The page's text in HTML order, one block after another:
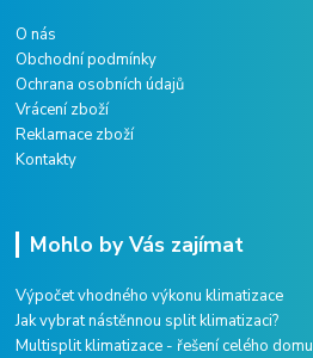
O nás
Obchodní podmínky
Ochrana osobních údajů
Vrácení zboží
Reklamace zboží
Kontakty
Mohlo by Vás zajímat
Výpočet vhodného výkonu klimatizace
Jak vybrat nástěnnou split klimatizaci?
Multisplit klimatizace - řešení celého domu